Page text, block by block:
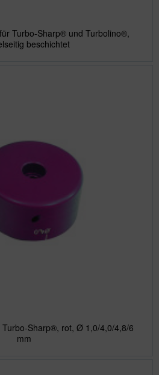
Turbo-Sharp® und Turbolino®,
beschichtet
Sharp®, rot, Ø 1,0/4,0/4,8/6
mm